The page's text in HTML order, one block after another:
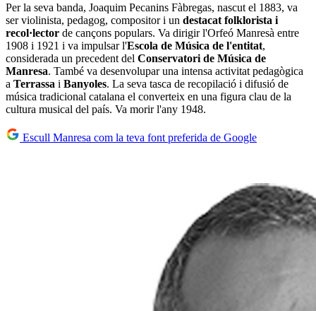
Per la seva banda, Joaquim Pecanins Fàbregas, nascut el 1883, va
ser violinista, pedagog, compositor i un destacat folklorista i
recol·lector de cançons populars. Va dirigir l'Orfeó Manresà entre
1908 i 1921 i va impulsar l'Escola de Música de l'entitat,
considerada un precedent del Conservatori de Música de
Manresa. També va desenvolupar una intensa activitat pedagògica
a Terrassa i Banyoles. La seva tasca de recopilació i difusió de
música tradicional catalana el converteix en una figura clau de la
cultura musical del país. Va morir l'any 1948.
Escull Manresa com la teva font preferida de Google